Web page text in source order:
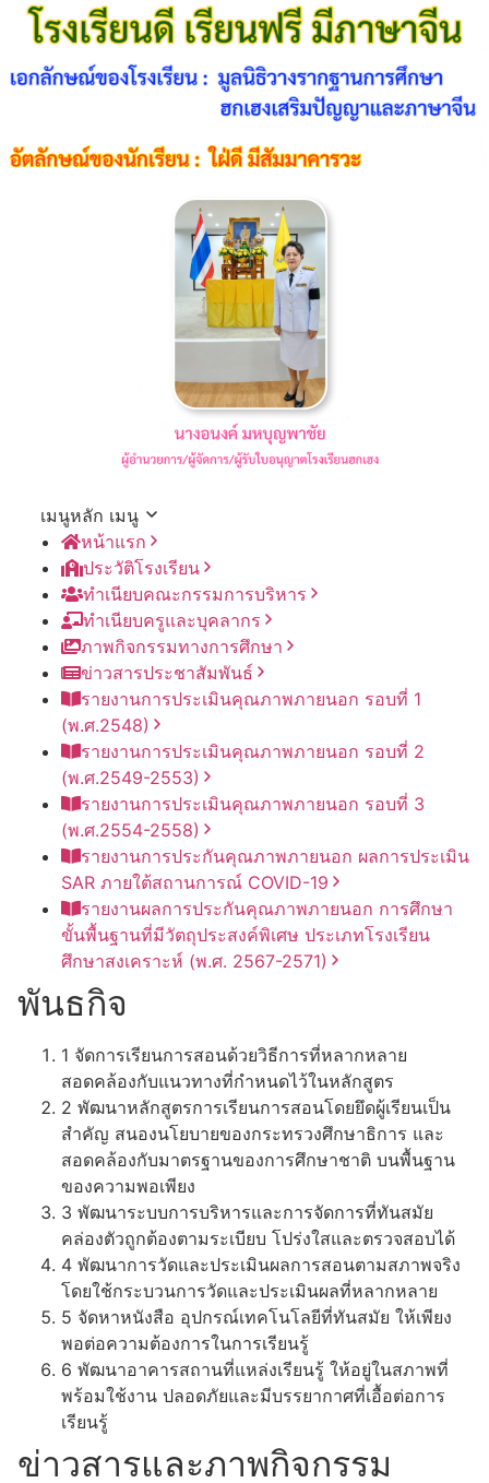
เมนูหลัก เมนู
หน้าแรก
ประวัติโรงเรียน
ทำเนียบคณะกรรมการบริหาร
ทำเนียบครูและบุคลากร
ภาพกิจกรรมทางการศึกษา
ข่าวสารประชาสัมพันธ์
รายงานการประเมินคุณภาพภายนอก รอบ⁠ที่ 1
(พ.ศ.2548)
รายงานการประเมินคุณภาพภายนอก รอบ⁠ที่ 2
(พ.ศ.2549-2553)
รายงานการประเมินคุณภาพภายนอก รอบ⁠ที่ 3
(พ.ศ.2554-2558)
รายงานการประกันคุณภาพภายนอก ผลการประเมิน
SAR ภายใต้สถานการณ์ COVID-19
รายงานผลการประกันคุณภาพภายนอก การศึกษา
ขั้นพื้นฐานที่มีวัตถุประสงค์พิเศษ ประเภทโรงเรียน
ศึกษาสงเคราะห์ (พ.ศ. 2567-2571)
พันธกิจ
1 จัดการเรียนการสอนด้วยวิธีการที่หลากหลาย
สอดคล้องกับแนวทางที่กำหนดไว้ในหลักสูตร
2 พัฒนาหลักสูตรการเรียนการสอนโดยยึดผู้เรียนเป็น
สำคัญ สนองนโยบายของกระทรวงศึกษาธิการ และ
สอดคล้องกับมาตรฐานของการศึกษาชาติ บนพื้นฐาน
ของความพอเพียง
3 พัฒนาระบบการบริหารและการจัดการที่ทันสมัย
คล่องตัวถูกต้องตามระเบียบ โปร่งใสและตรวจสอบได้
4 พัฒนาการวัดและประเมินผลการสอนตามสภาพจริง
โดยใช้กระบวนการวัดและประเมินผลที่หลากหลาย
5 จัดหาหนังสือ อุปกรณ์เทคโนโลยีที่ทันสมัย ให้เพียง
พอต่อความต้องการในการเรียนรู้
6 พัฒนาอาคารสถานที่แหล่งเรียนรู้ ให้อยู่ในสภาพที่
พร้อมใช้งาน ปลอดภัยและมีบรรยากาศที่เอื้อต่อการ
เรียนรู้
ข่าวสารและภาพกิจกรรม